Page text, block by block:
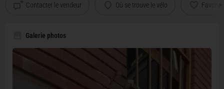
Contacter le vendeur Où se trouve le vélo Favoris
Galerie photos